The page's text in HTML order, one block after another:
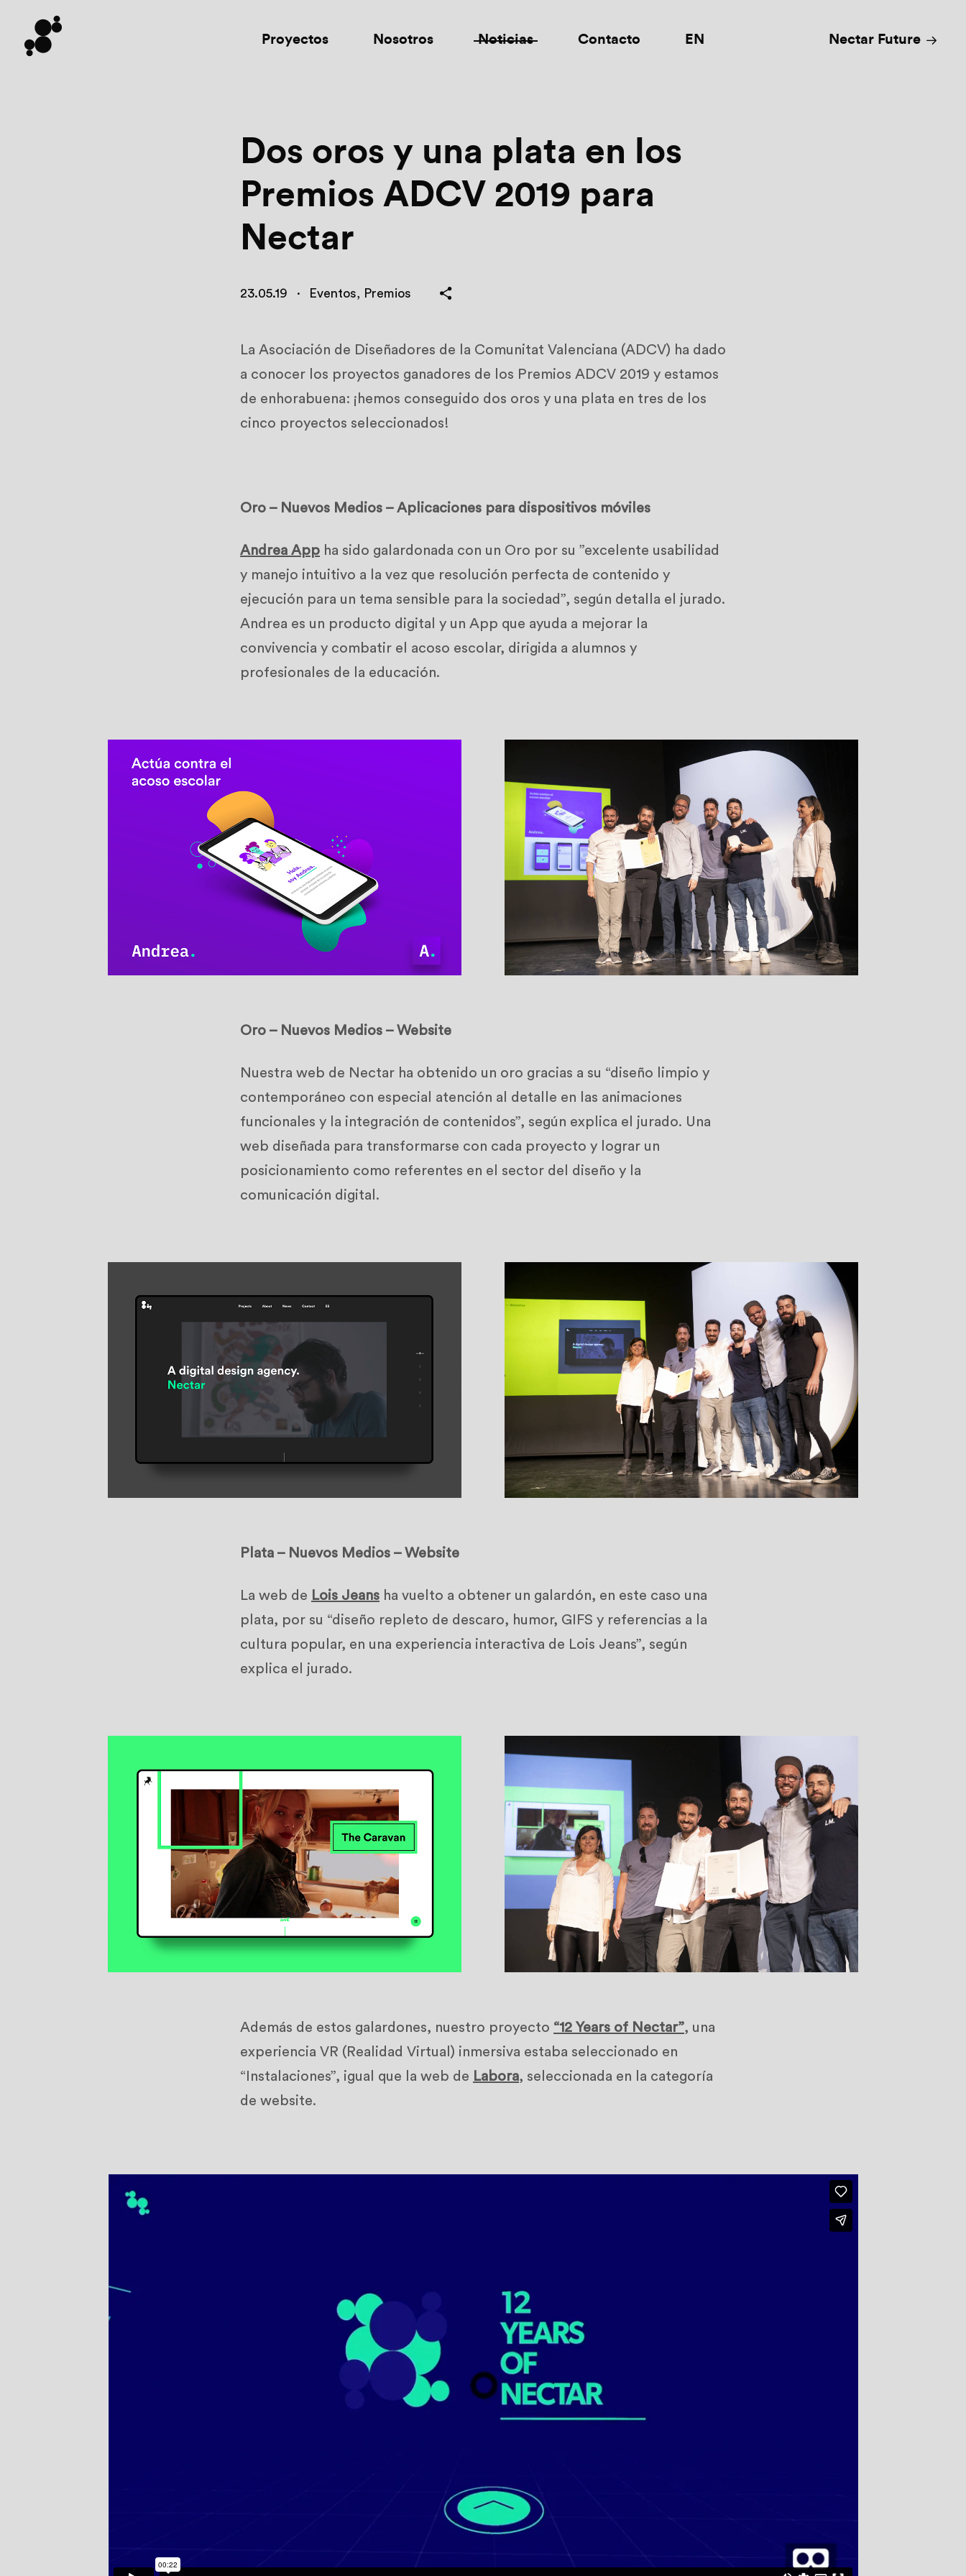
Proyectos Nosotros Noticias Contacto EN Nectar Future
Dos oros y una plata en los
Premios ADCV 2019 para
Nectar
23.05.19 · Eventos, Premios
La Asociación de Diseñadores de la Comunitat Valenciana (ADCV) ha dado
a conocer los proyectos ganadores de los Premios ADCV 2019 y estamos
de enhorabuena: ¡hemos conseguido dos oros y una plata en tres de los
cinco proyectos seleccionados!
Oro – Nuevos Medios – Aplicaciones para dispositivos móviles
Andrea App ha sido galardonada con un Oro por su ”excelente usabilidad
y manejo intuitivo a la vez que resolución perfecta de contenido y
ejecución para un tema sensible para la sociedad”, según detalla el jurado.
Andrea es un producto digital y un App que ayuda a mejorar la
convivencia y combatir el acoso escolar, dirigida a alumnos y
profesionales de la educación.
Oro – Nuevos Medios – Website
Nuestra web de Nectar ha obtenido un oro gracias a su “diseño limpio y
contemporáneo con especial atención al detalle en las animaciones
funcionales y la integración de contenidos”, según explica el jurado. Una
web diseñada para transformarse con cada proyecto y lograr un
posicionamiento como referentes en el sector del diseño y la
comunicación digital.
Plata – Nuevos Medios – Website
La web de Lois Jeans ha vuelto a obtener un galardón, en este caso una
plata, por su “diseño repleto de descaro, humor, GIFS y referencias a la
cultura popular, en una experiencia interactiva de Lois Jeans”, según
explica el jurado.
Además de estos galardones, nuestro proyecto “12 Years of Nectar”, una
experiencia VR (Realidad Virtual) inmersiva estaba seleccionado en
“Instalaciones”, igual que la web de Labora, seleccionada en la categoría
de website.